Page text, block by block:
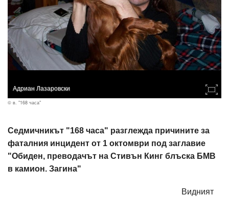
Адриан Лазаровски
© в. "168 часа"
Седмичникът "168 часа" разглежда причините за
фаталния инцидент от 1 октомври под заглавие
"Обиден, преводачът на Стивън Кинг блъска БМВ
в камион. Загина"
Видният